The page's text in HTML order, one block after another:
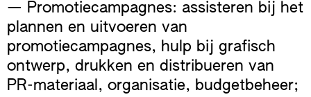
— Promotiecampagnes: assisteren bij het
plannen en uitvoeren van
promotiecampagnes, hulp bij grafisch
ontwerp, drukken en distribueren van
PR-materiaal, organisatie, budgetbeheer;